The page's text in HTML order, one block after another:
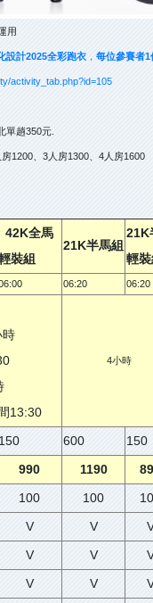
用
設計2025全彩跑衣 ， 每位參賽者1
activity_tab.php?id=105
趟350元.
、3人房1300、4人房1600
42K全馬
裝組
21K半馬組
21K
輕
06:20 06:20
時
13:30
4小時
150 600
150
990 1190
100 100
V V
V V
V V